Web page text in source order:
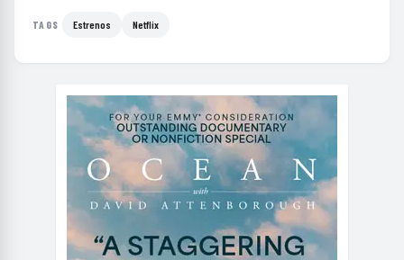
TAGS Estrenos Netflix